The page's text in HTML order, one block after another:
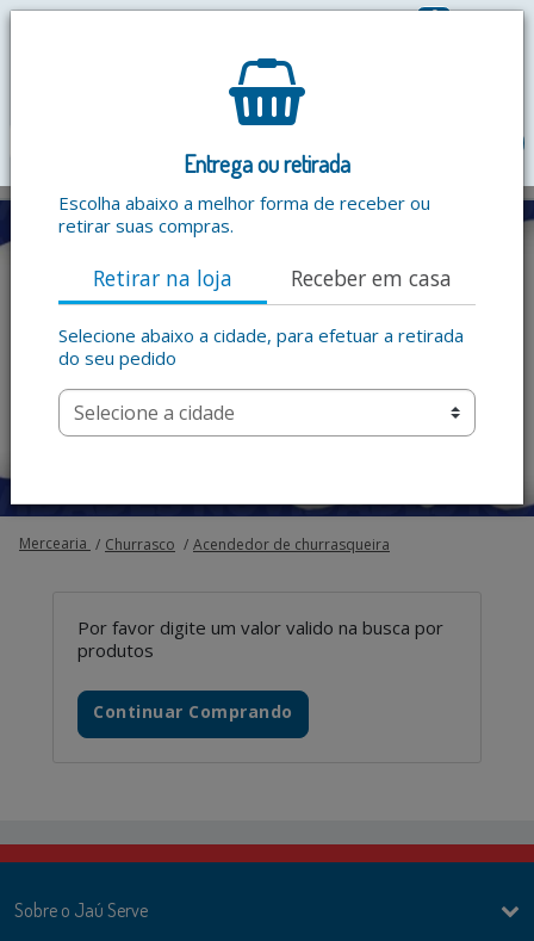
0
Entrega ou retirada
Escolha abaixo a melhor forma de receber ou
retirar suas compras.
Retirar na loja Receber em casa
Selecione abaixo a cidade, para efetuar a retirada
do seu pedido
Mercearia Churrasco Acendedor de churrasqueira
Por favor digite um valor valido na busca por
produtos
Continuar Comprando
Sobre o Jaú Serve